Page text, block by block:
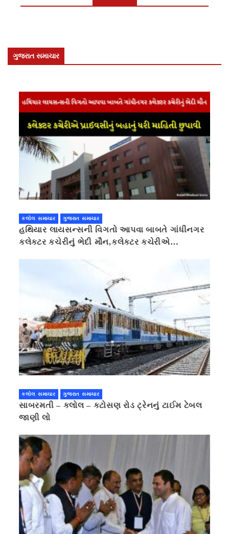
ગુજરાત સમાચાર
કલોલ સમાચાર ગુજરાત સમાચાર
હથિયાર લાયસન્સની વિગતો આપવા બાબતે ગાંધીનગર
કલેક્ટર કચેરીનું ભેદી મૌન,કલેક્ટર કચેરીએ
કલોલ સમાચાર ગુજરાત સમાચાર
સાબરમતી – કલોલ – કટોસણ રોડ ટ્રેનનું ટાઈમ ટેબલ
જાણી લો